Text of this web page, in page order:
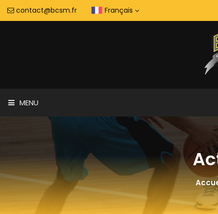
contact@bcsm.fr Français
MENU